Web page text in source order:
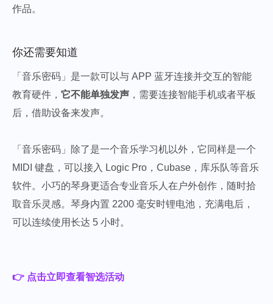
作品。
你还需要知道
「音乐密码」是一款可以与 APP 蓝牙连接并交互的智能
教育硬件， 它不能单独发声 ，需要连接智能手机或者平板
后，借助设备来发声。
「音乐密码」除了是一个音乐学习机以外，它同样是一个
MIDI 键盘，可以接入 Logic Pro，Cubase，库乐队等音乐
软件。小巧的琴身更适合专业音乐人在户外创作，随时拾
取音乐灵感。琴身内置 2200 毫安时锂电池，充满电后，
可以连续使用长达 5 小时。
👉 点击立即查看智选活动